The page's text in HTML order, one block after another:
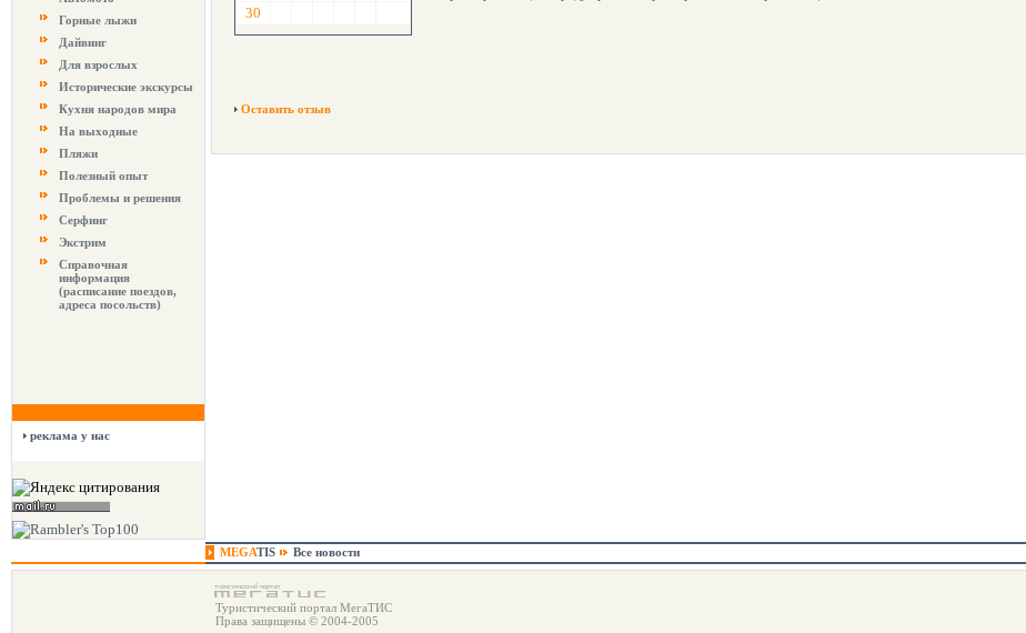
Горные лыжи
Дайвинг
Для взрослых
Исторические экскурсы
Кухня народов мира
На выходные
Пляжи
Полезный опыт
Проблемы и решения
Серфинг
Экстрим
Справочная
информация
(расписание поездов,
адреса посольств)
реклама у нас
30
Оставить отзыв
MEGATIS Все новости
Туристический портал МегаТИС
Права защищены © 2004-2005